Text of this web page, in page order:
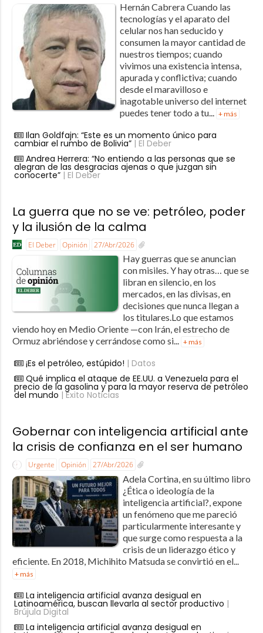
Hernán Cabrera Cuando las
tecnologías y el aparato del
celular nos han seducido y
consumen la mayor cantidad de
nuestros tiempos; cuando
vivimos una existencia intensa,
apurada y conflictiva; cuando
desde el maravilloso e
inagotable universo del internet
puedes tener todo a tu...
+ más
Ilan Goldfajn: “Este es un momento único para
cambiar el rumbo de Bolivia”| El Deber
Andrea Herrera: “No entiendo a las personas que se
alegran de las desgracias ajenas o que juzgan sin
conocerte”| El Deber
La guerra que no se ve: petróleo, poder
y la ilusión de la calma
El Deber Opinión 27/Abr/2026
Hay guerras que se anuncian
con misiles. Y hay otras… que se
libran en silencio, en los
mercados, en las divisas, en
decisiones que nunca llegan a
los titulares.Lo que estamos
viendo hoy en Medio Oriente —con Irán, el estrecho de
Ormuz abriéndose y cerrándose como si... + más
¡Es el petróleo, estúpido! | Datos
Qué implica el ataque de EE.UU. a Venezuela para el
precio de la gasolina y para la mayor reserva de petróleo
del mundo | Éxito Noticias
Gobernar con inteligencia artificial ante
la crisis de confianza en el ser humano
Urgente Opinión 27/Abr/2026
Adela Cortina, en su último libro
¿Ética o ideología de la
inteligencia artificial?, expone
un fenómeno que me pareció
particularmente interesante y
que surge como respuesta a la
crisis de un liderazgo ético y
eficiente. En 2018, Michihito Matsuda se convirtió en el...
+ más
La inteligencia artificial avanza desigual en
Latinoamérica, buscan llevarla al sector productivo |
Brújula Digital
La inteligencia artificial avanza desigual en